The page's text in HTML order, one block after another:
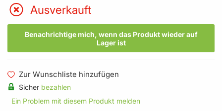
Ausverkauft
Benachrichtige mich, wenn das Produkt wieder auf
Lager ist
Zur Wunschliste hinzufügen
Sicher bezahlen
Ein Problem mit diesem Produkt melden